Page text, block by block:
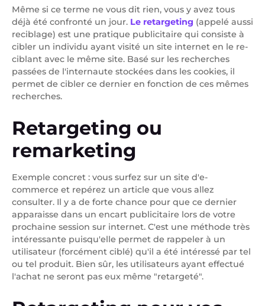
Même si ce terme ne vous dit rien, vous y avez tous
déjà été confronté un jour. Le retargeting (appelé aussi
reciblage) est une pratique publicitaire qui consiste à
cibler un individu ayant visité un site internet en le re-
ciblant avec le même site. Basé sur les recherches
passées de l'internaute stockées dans les cookies, il
permet de cibler ce dernier en fonction de ces mêmes
recherches.
Retargeting ou
remarketing
Exemple concret : vous surfez sur un site d'e-
commerce et repérez un article que vous allez
consulter. Il y a de forte chance pour que ce dernier
apparaisse dans un encart publicitaire lors de votre
prochaine session sur internet. C'est une méthode très
intéressante puisqu'elle permet de rappeler à un
utilisateur (forcément ciblé) qu'il a été intéressé par tel
ou tel produit. Bien sûr, les utilisateurs ayant effectué
l'achat ne seront pas eux même "retargeté".